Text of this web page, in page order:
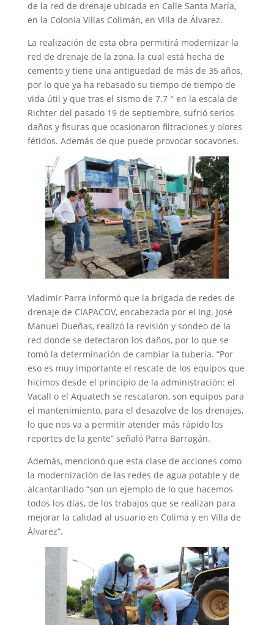
de la red de drenaje ubicada en Calle Santa María,
en la Colonia Villas Colimán, en Villa de Álvarez.
La realización de esta obra permitirá modernizar la
red de drenaje de la zona, la cual está hecha de
cemento y tiene una antigüedad de más de 35 años,
por lo que ya ha rebasado su tiempo de tiempo de
vida útil y que tras el sismo de 7.7 ° en la escala de
Richter del pasado 19 de septiembre, sufrió serios
daños y fisuras que ocasionaron filtraciones y olores
fétidos. Además de que puede provocar socavones.
Vladimir Parra informó que la brigada de redes de
drenaje de CIAPACOV, encabezada por el Ing. José
Manuel Dueñas, realizó la revisión y sondeo de la
red donde se detectaron los daños, por lo que se
tomó la determinación de cambiar la tubería. “Por
eso es muy importante el rescate de los equipos que
hicimos desde el principio de la administración: el
Vacall o el Aquatech se rescataron, son equipos para
el mantenimiento, para el desazolve de los drenajes,
lo que nos va a permitir atender más rápido los
reportes de la gente” señaló Parra Barragán.
Además, mencionó que esta clase de acciones como
la modernización de las redes de agua potable y de
alcantarillado “son un ejemplo de lo que hacemos
todos los días, de los trabajos que se realizan para
mejorar la calidad al usuario en Colima y en Villa de
Álvarez”.